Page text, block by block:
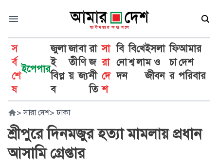
স
র্ব
শে
ষ
ইপেপার
জুলা
ই
বিপ্ল
ব
জা
তী
য়
বা
ণি
জ্য
রা
জ
নী
তি
সা
রা
দে
শ
বি
নো
দন
বি
শ্ব
খে
লা
ইসলা
ম ও
জীবন
ফি
চা
র
আমার
দেশ
পরিবার
> সারা দেশ> ঢাকা
শ্রীপুরে দিনমজুর হত্যা মামলায় প্রধান
আসামি গ্রেপ্তার